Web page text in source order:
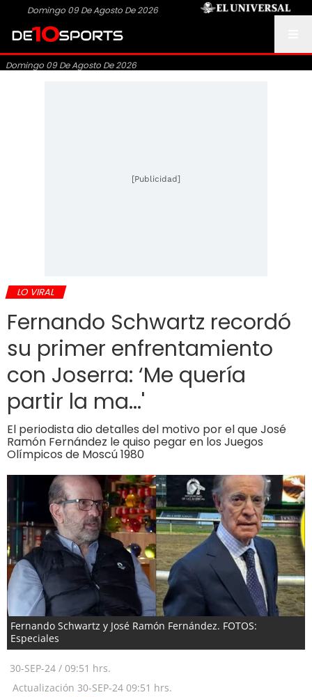
Domingo 09 De Agosto De 2026
Domingo 09 De Agosto De 2026
[Publicidad]
LO VIRAL
Fernando Schwartz recordó
su primer enfrentamiento
con Joserra: ‘Me quería
partir la ma...'
El periodista dio detalles del motivo por el que José
Ramón Fernández le quiso pegar en los Juegos
Olímpicos de Moscú 1980
Fernando Schwartz y José Ramón Fernández. FOTOS:
Especiales
30-SEP-24 / 09:51 hrs.
Actualización 30-SEP-24 09:51 hrs.